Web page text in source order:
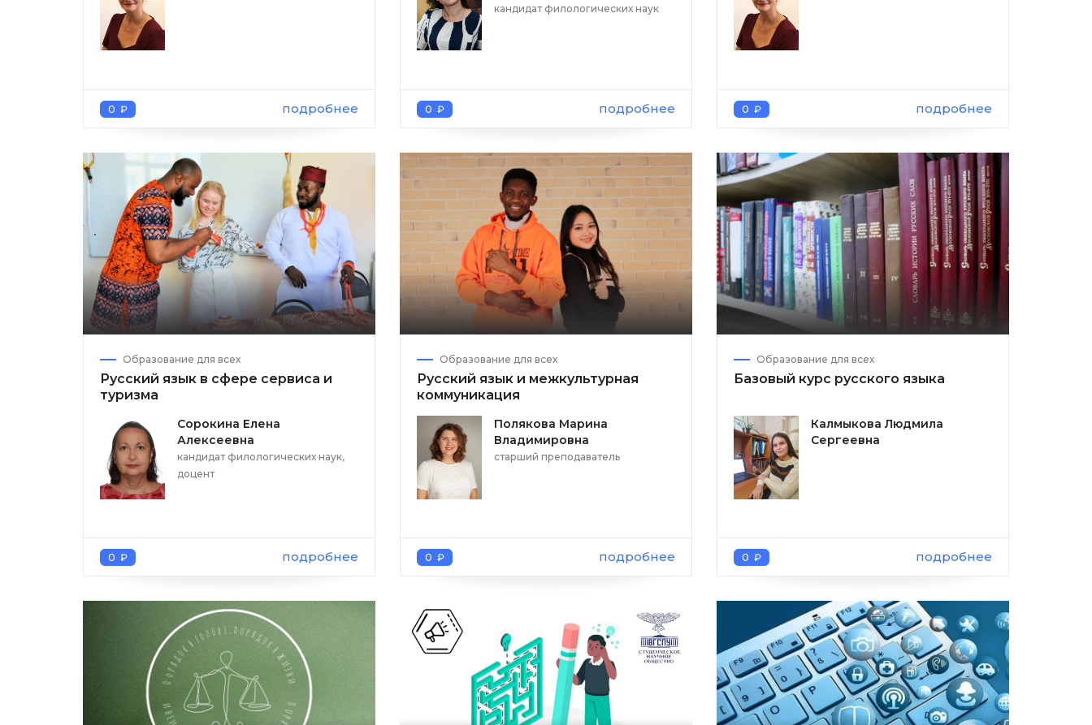
0 ₽ подробнее
кандидат филологических наук
0 ₽ подробнее 0 ₽ подробнее
Образование для всех
Русский язык в сфере сервиса и
туризма
Сорокина Елена
Алексеевна
кандидат филологических наук,
доцент
0 ₽ подробнее
Образование для всех
Русский язык и межкультурная
коммуникация
Полякова Марина
Владимировна
старший преподаватель
0 ₽ подробнее
Образование для всех
Базовый курс русского языка
Калмыкова Людмила
Сергеевна
0 ₽ подробнее